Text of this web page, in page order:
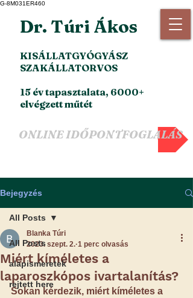
G-8M031ER460
ONLINE IDŐPONTFOGLALÁS
Dr. Túri Ákos
KISÁLLATGYÓGYÁSZ
SZAKÁLLATORVOS
15 év tapasztalata, 6000+
elvégzett műtét
Bejegyzés
All Posts
alapismeretek
rejtett here
All Posts
Miért kíméletes a
laparoszkópos ivartalanítás?
Blanka Túri
2023. szept. 2. 1 perc olvasás
Sokan kérdezik, miért kíméletes a